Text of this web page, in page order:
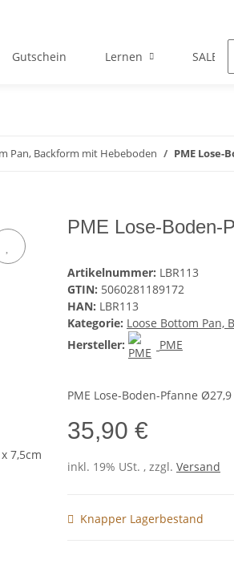
Gutschein Lernen SALE
Pan, Backform mit Hebeboden PME Lose-
PME Lose-Boden-
Artikelnummer: LBR113
GTIN: 5060281189172
HAN: LBR113
Kategorie: Loose Bottom Pan,
Hersteller:
PME
PME Lose-Boden-Pfanne
35,90 €
inkl. 19% USt. , zzgl. Versand
Knapper Lagerbestand